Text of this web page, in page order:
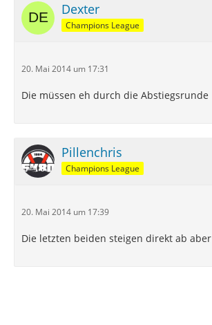
Dexter
Champions League
20. Mai 2014 um 17:31
Die müssen eh durch die Abstiegsrunde
Pillenchris
Champions League
20. Mai 2014 um 17:39
Die letzten beiden steigen direkt ab aber